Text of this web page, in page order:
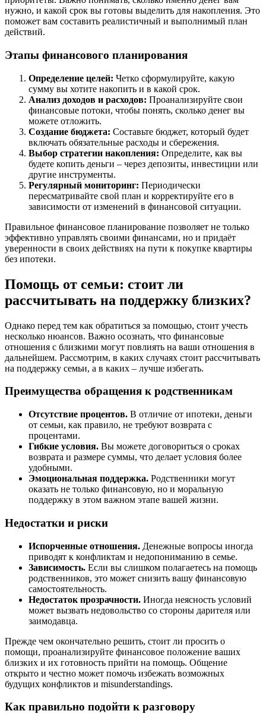
нужно, и какой срок вы готовы выделить для накопления. Это
поможет вам составить реалистичный и выполнимый план
действий.
Этапы финансового планирования
Определение целей: Четко сформулируйте, какую
сумму вы хотите накопить и в какой срок.
Анализ доходов и расходов: Проанализируйте свои
финансовые потоки, чтобы понять, сколько денег вы
можете отложить.
Создание бюджета: Составьте бюджет, который будет
включать обязательные расходы и сбережения.
Выбор стратегии накопления: Определите, как вы
будете копить деньги – через депозиты, инвестиции или
другие инструменты.
Регулярный мониторинг: Периодически
пересматривайте свой план и корректируйте его в
зависимости от изменений в финансовой ситуации.
Правильное финансовое планирование позволяет не только
эффективно управлять своими финансами, но и придаёт
уверенности в своих действиях на пути к покупке квартиры
без ипотеки.
Помощь от семьи: стоит ли
рассчитывать на поддержку близких?
Однако перед тем как обратиться за помощью, стоит учесть
несколько нюансов. Важно осознать, что финансовые
отношения с близкими могут повлиять на ваши отношения в
дальнейшем. Рассмотрим, в каких случаях стоит рассчитывать
на поддержку семьи, а в каких – лучше избегать.
Преимущества обращения к родственникам
Отсутствие процентов. В отличие от ипотеки, деньги
от семьи, как правило, не требуют возврата с
процентами.
Гибкие условия. Вы можете договориться о сроках
возврата и размере суммы, что делает условия более
удобными.
Эмоциональная поддержка. Родственники могут
оказать не только финансовую, но и моральную
поддержку в этом важном этапе вашей жизни.
Недостатки и риски
Испорченные отношения. Денежные вопросы иногда
приводят к конфликтам и недопониманию в семье.
Зависимость. Если вы слишком полагаетесь на помощь
родственников, это может снизить вашу финансовую
самостоятельность.
Недостаток прозрачности. Иногда неясность условий
может вызвать недовольство со стороны дарителя или
заимодавца.
Прежде чем окончательно решить, стоит ли просить о
помощи, проанализируйте финансовое положение ваших
близких и их готовность прийти на помощь. Общение
открыто и честно может помочь избежать возможных
будущих конфликтов и misunderstandings.
Как правильно подойти к разговору